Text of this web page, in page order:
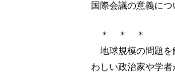
国際会議の意義につ
＊ ＊ ＊
地球規模の問題を
わしい政治家や学